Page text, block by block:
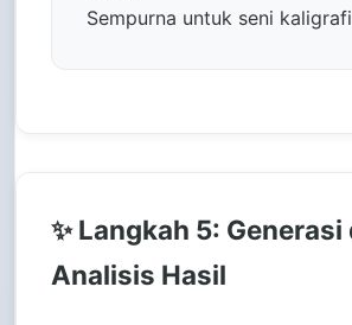
Sempurna untuk seni
✨ Langkah 5: Generasi
Analisis Hasil